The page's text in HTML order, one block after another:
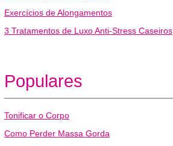
Exercícios de Alongamentos
3 Tratamentos de Luxo Anti-Stress Caseiros
Populares
Tonificar o Corpo
Como Perder Massa Gorda